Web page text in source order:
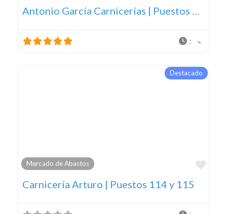
Antonio García Carnicerías | Puestos 12 y 13
:
Destacado
Mercado de Abastos
Carnicería Arturo | Puestos 114 y 115